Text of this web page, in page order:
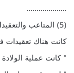
………………..
(5) المتاعب
كانت هناك تعقيدات
" كانت